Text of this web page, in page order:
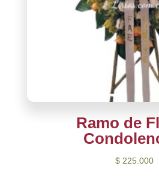
Ramo de
$225.000